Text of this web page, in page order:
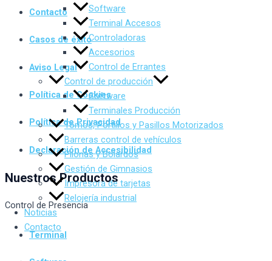
Software
Terminal Accesos
Controladoras
Accesorios
Control de Errantes
Control de producción
Software
Terminales Producción
Tornos, Portillos y Pasillos Motorizados
Barreras control de vehículos
Pilonas y Bolardos
Gestión de Gimnasios
Impresora de tarjetas
Relojería industrial
Noticias
Contacto
Contacto
Casos de éxito
Aviso Legal
Política de Cookies
Política de Privacidad
Declaración de Accesibilidad
Nuestros Productos
Control de Presencia
Terminal